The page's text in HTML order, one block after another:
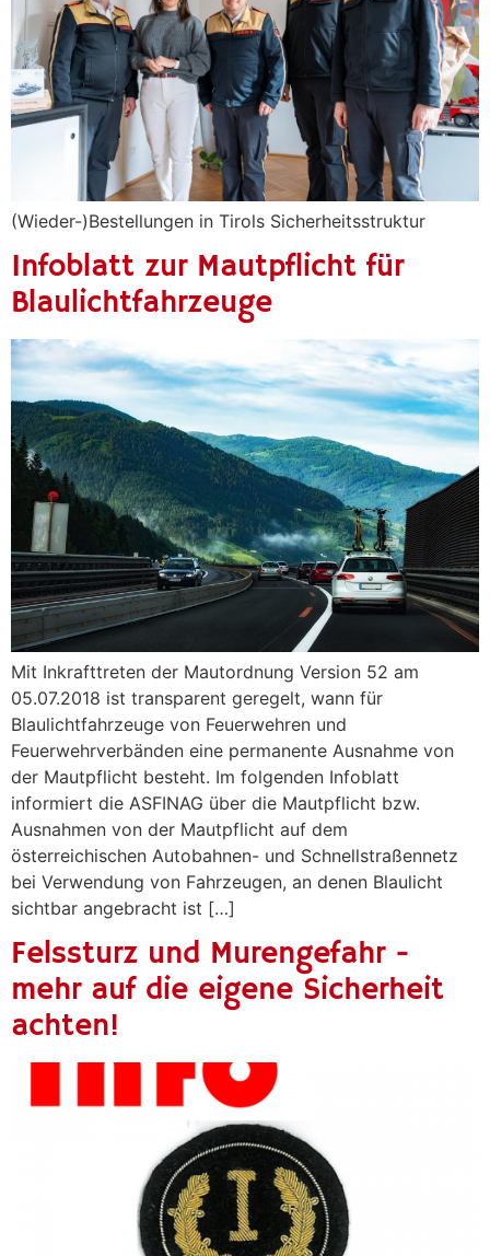
(Wieder-)Bestellungen in Tirols Sicherheitsstruktur
Infoblatt zur Mautpflicht für
Blaulichtfahrzeuge
Mit Inkrafttreten der Mautordnung Version 52 am
05.07.2018 ist transparent geregelt, wann für
Blaulichtfahrzeuge von Feuerwehren und
Feuerwehrverbänden eine permanente Ausnahme von
der Mautpflicht besteht. Im folgenden Infoblatt
informiert die ASFINAG über die Mautpflicht bzw.
Ausnahmen von der Mautpflicht auf dem
österreichischen Autobahnen- und Schnellstraßennetz
bei Verwendung von Fahrzeugen, an denen Blaulicht
sichtbar angebracht ist […]
Felssturz und Murengefahr -
mehr auf die eigene Sicherheit
achten!